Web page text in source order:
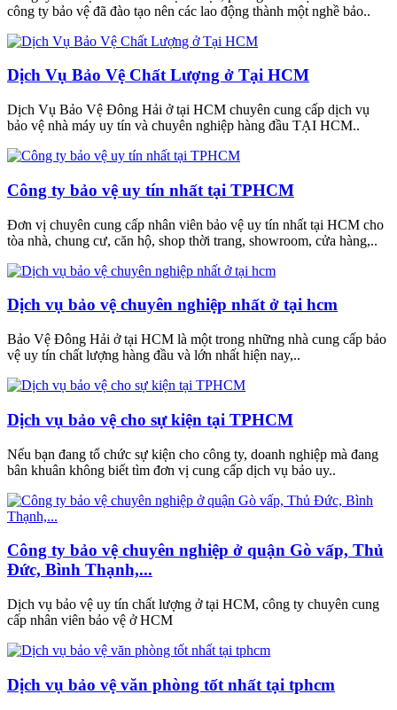
công ty bảo vệ đã đào tạo nên các lao động thành một nghề bảo..
Dịch Vụ Bảo Vệ Chất Lượng ở Tại HCM
Dịch Vụ Bảo Vệ Đông Hải ở tại HCM chuyên cung cấp dịch vụ
bảo vệ nhà máy uy tín và chuyên nghiệp hàng đầu TẠI HCM..
Công ty bảo vệ uy tín nhất tại TPHCM
Đơn vị chuyên cung cấp nhân viên bảo vệ uy tín nhất tại HCM cho
tòa nhà, chung cư, căn hộ, shop thời trang, showroom, cửa hàng,..
Dịch vụ bảo vệ chuyên nghiệp nhất ở tại hcm
Bảo Vệ Đông Hải ở tại HCM là một trong những nhà cung cấp bảo
vệ uy tín chất lượng hàng đầu và lớn nhất hiện nay,..
Dịch vụ bảo vệ cho sự kiện tại TPHCM
Nếu bạn đang tổ chức sự kiện cho công ty, doanh nghiệp mà đang
bân khuân không biết tìm đơn vị cung cấp dịch vụ bảo uy..
Công ty bảo vệ chuyên nghiệp ở quận Gò vấp, Thủ
Đức, Bình Thạnh,...
Dịch vụ bảo vệ uy tín chất lượng ở tại HCM, công ty chuyên cung
cấp nhân viên bảo vệ ở HCM
Dịch vụ bảo vệ văn phòng tốt nhất tại tphcm